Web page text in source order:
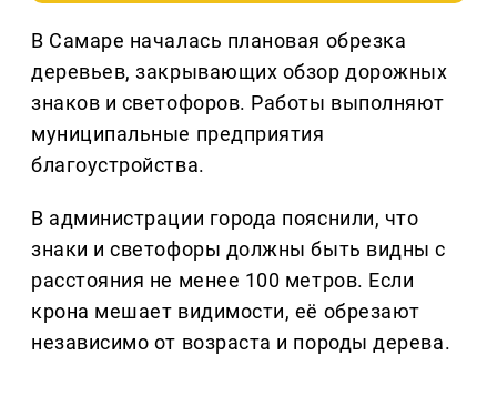
В Самаре началась плановая обрезка
деревьев, закрывающих обзор дорожных
знаков и светофоров. Работы выполняют
муниципальные предприятия
благоустройства.
В администрации города пояснили, что
знаки и светофоры должны быть видны с
расстояния не менее 100 метров. Если
крона мешает видимости, её обрезают
независимо от возраста и породы дерева.